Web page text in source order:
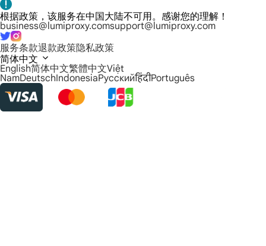
根据政策，该服务在中国大陆不可用。感谢您的理解！
business@lumiproxy.comsupport@lumiproxy.com
服务条款退款政策隐私政策
简体中文
English简体中文繁體中文Việt
NamDeutschIndonesiaРусскийहिंदीPortuguês